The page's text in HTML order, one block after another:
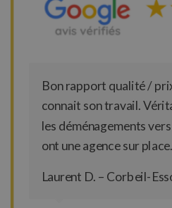
Bon rapport qualité /
connait son travail.
les déménagements
ont une agence sur
Laurent D. – Corbeil-